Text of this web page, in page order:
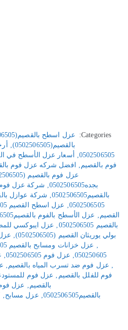
Categories:
عزل اسطح بالقصيم(0502506505)
بالقصيم(0502506505)
‚
0502506505
‚ أسعار عزل الأسطح في القصيم
فوم بالقصيم‚ افضل شركه عزل فوم
عزل فوم بالقصيم (0502506505)
بجده0502506505
‚ شركة عزل فوم
بالقصيم0502506505
‚ شركة عوازل بالقصيم
0502506505
‚ عزل اسطح القصيم 0502506505
القصيم‚ عزل الأسطح بالفوم بالقصيم0502506505
بالقصيم 0502506505
‚ عزل ايبوكسي للمصانع
بولي يوريثان القصيم (0502506505)
‚ عزل
‚ عزل خزانات ومسابح بالقصيم 0502506505
050250605
‚ عزل فوم 0502506505 ‚
‚ عزل فوم ضد تسرب المياه بالقصيم‚
فوم للفلل بالقصيم ‚ عزل فوم
بالقصيم‚ عزل
بالقصيم0502506505
‚ عزل مسابح‚